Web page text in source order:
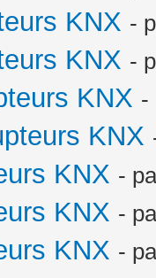
KNX -
KNX -
KNX -
KNX
KNX -
KNX -
KNX -